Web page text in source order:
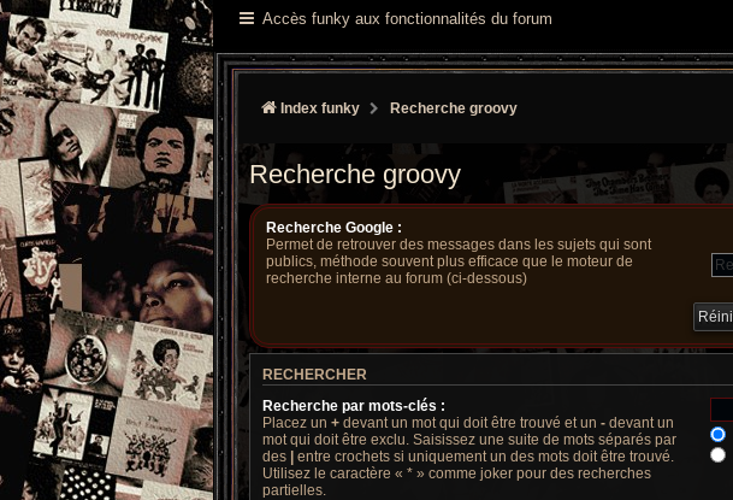
Accès funky aux fonctionnalités du forum
Index funky Recherche groovy
Recherche groovy
Recherche Google :
Permet de retrouver des messages dans les sujets qui sont
publics, méthode souvent plus efficace que le moteur de
recherche interne au forum (ci-dessous)
RECHERCHER
Recherche par mots-clés :
Placez un + devant un mot qui doit être trouvé et un - devant un
mot qui doit être exclu. Saisissez une suite de mots séparés par
des | entre crochets si uniquement un des mots doit être trouvé.
Utilisez le caractère « * » comme joker pour des recherches
partielles.